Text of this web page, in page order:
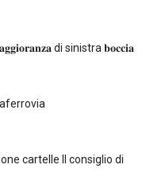
di sinistra 𝐛𝐨𝐜𝐜𝐢𝐚
cartelle Il consiglio di